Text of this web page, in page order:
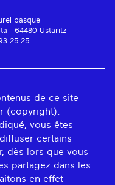
basque
- 64480 Ustaritz
25 25
de ce site
(copyright).
vous êtes
certains
dès lors que vous
partagez dans les
en effet